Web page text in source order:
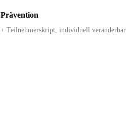
+ Teilnehmerskript, individuell veränderbar